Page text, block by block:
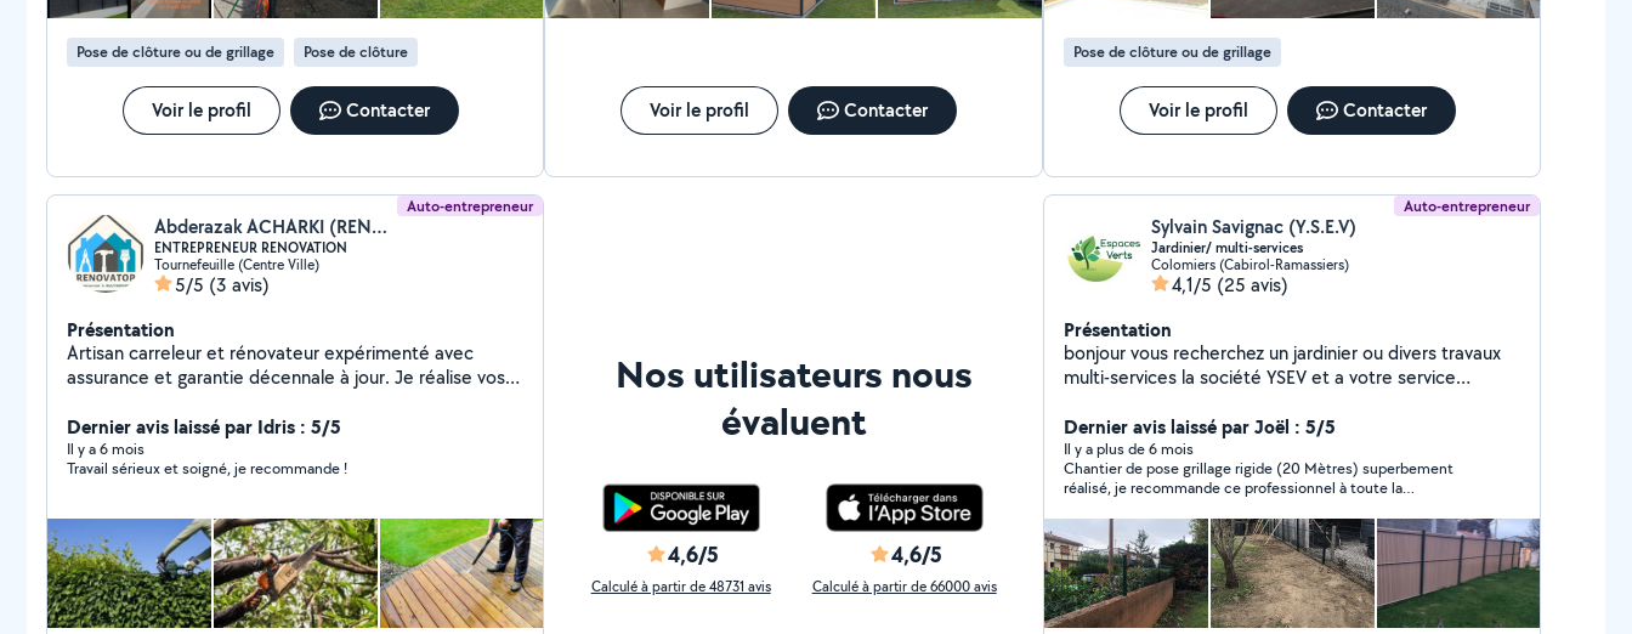
Pose de clôture ou de grillage Pose de clôture
Voir le profil Contacter Voir le profil Contacter
Pose de clôture ou de grillage
Voir le profil Contacter
Auto-entrepreneur
Abderazak ACHARKI (RENOVATOP)
ENTREPRENEUR RENOVATION
Tournefeuille (Centre Ville)
5/5 (3 avis)
Présentation
Artisan carreleur et rénovateur expérimenté avec
assurance et garantie décennale à jour. Je réalise vos
bain) et extérieurs (terrasses, dalles) y compris le
jardinage. Travail soigné, sérieux, et sur mesure. Devis
gratuit sur envoi de photos et mesures. À votre service
Dernier avis laissé par Idris : 5/5
Il y a 6 mois
Travail sérieux et soigné, je recommande !
Nos utilisateurs nous
évaluent
4,6/5
Calculé à partir de 48731 avis
4,6/5
Calculé à partir de 66000 avis
Auto-entrepreneur
Sylvain Savignac (Y.S.E.V)
Jardinier/ multi-services
Colomiers (Cabirol-Ramassiers)
4,1/5 (25 avis)
Présentation
bonjour vous recherchez un jardinier ou divers travaux
multi-services la société YSEV et a votre service
/ abattage Tonte de la pelouse taillage de haies
débroussaillage coupe d'arbustes d'arbres et de
branches évacuation des végétaux (remorque 4m3)
Nettoyage Karcher travaux multi-services ( peinture,
tapisserie, dépannage plomberie, carrelage, faïence)
tondeuse rotophil tronçonneuse taille haie
Dernier avis laissé par Joël : 5/5
Il y a plus de 6 mois
Chantier de pose grillage rigide (20 Mètres) superbement
réalisé, je recommande ce professionnel à toute la